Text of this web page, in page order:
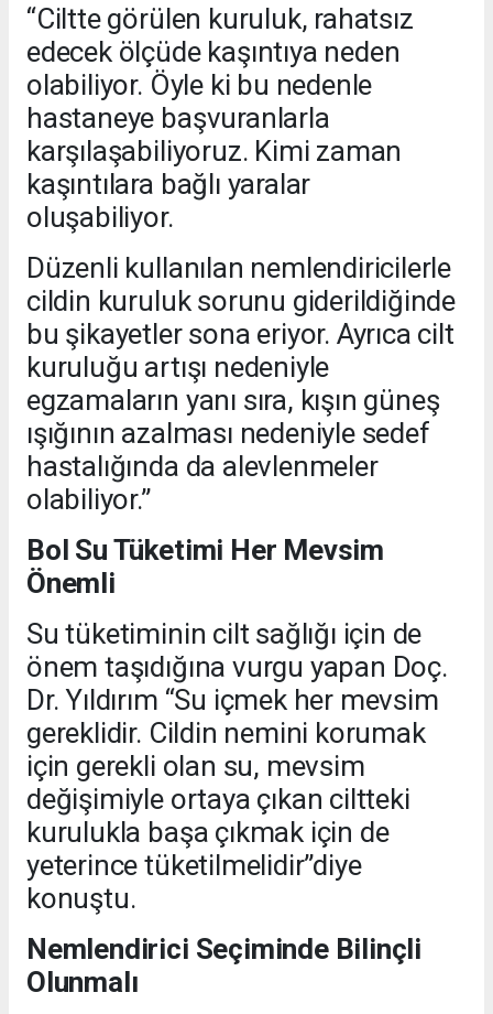
“Ciltte görülen kuruluk, rahatsız
edecek ölçüde kaşıntıya neden
olabiliyor. Öyle ki bu nedenle
hastaneye başvuranlarla
karşılaşabiliyoruz. Kimi zaman
kaşıntılara bağlı yaralar
oluşabiliyor.
Düzenli kullanılan nemlendiricilerle
cildin kuruluk sorunu giderildiğinde
bu şikayetler sona eriyor. Ayrıca cilt
kuruluğu artışı nedeniyle
egzamaların yanı sıra, kışın güneş
ışığının azalması nedeniyle sedef
hastalığında da alevlenmeler
olabiliyor.”
Bol Su Tüketimi Her Mevsim
Önemli
Su tüketiminin cilt sağlığı için de
önem taşıdığına vurgu yapan Doç.
Dr. Yıldırım “Su içmek her mevsim
gereklidir. Cildin nemini korumak
için gerekli olan su, mevsim
değişimiyle ortaya çıkan ciltteki
kurulukla başa çıkmak için de
yeterince tüketilmelidir”diye
konuştu.
Nemlendirici Seçiminde Bilinçli
Olunmalı